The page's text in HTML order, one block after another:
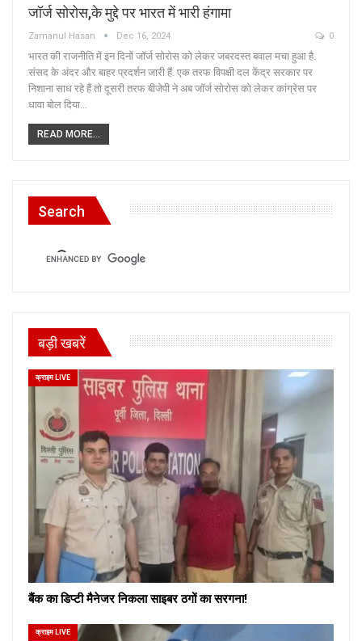
जॉर्ज सोरोस,के मुद्दे पर भारत में भारी हंगामा
Zamanul Hasan Dec 16, 2024 0
भारत की राजनीति में इन दिनों जॉर्ज सोरोस को लेकर जबरदस्त बवाल मचा हुआ है.
संसद के अंदर और बाहर प्रदर्शन जारी हैं. एक तरफ विपक्षी दल केंद्र सरकार पर
निशाना साध रहे हैं तो दूसरी तरफ बीजेपी ने अब जॉर्ज सोरोस को लेकर कांग्रेस पर
धावा बोल दिया…
READ MORE...
Search
बड़ी खबरें
क्राइम LIVE
बैंक का डिप्टी मैनेजर निकला साइबर ठगों का सरगना!
क्राइम LIVE